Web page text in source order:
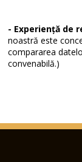
- Experiență de
noastră este
compararea
convenabilă.)